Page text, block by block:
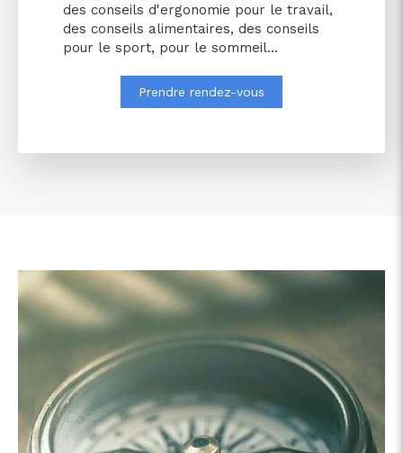
des conseils d'ergonomie pour le travail,
des conseils alimentaires, des conseils
pour le sport, pour le sommeil...
Prendre rendez-vous